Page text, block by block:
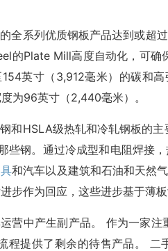
全系列优质钢板产品达到或超
的Plate Mill高度自动化，可确
英寸（3,912毫米）的碳和
为96英寸（2,440毫米）。
和HSLA级热轧和冷轧钢板的
些钢。通过冷成型和电阻焊接
和汽车以及建筑和石油和天然
步作为回应，这些进步基于薄板
营中产生副产品。 作为一家
程提供了剩余的待售产品。